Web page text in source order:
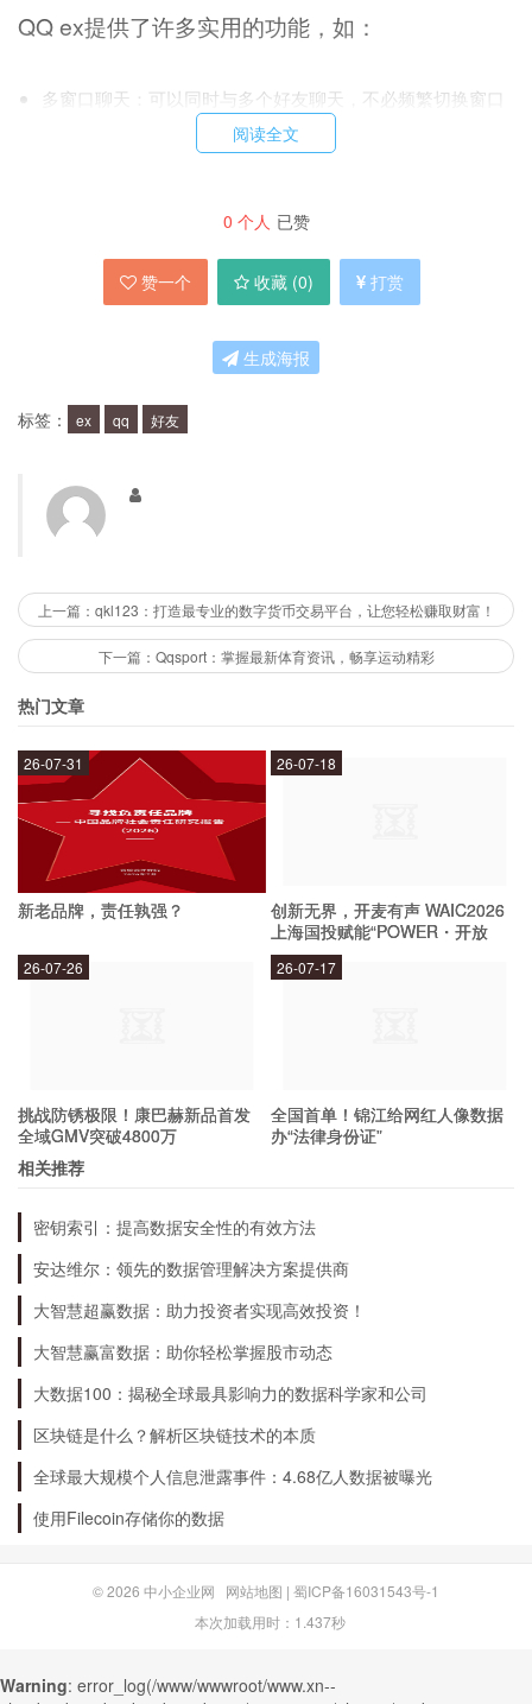
QQ ex提供了许多实用的功能，如：
多窗口聊天：可以同时与多个好友聊天，不必频繁切换窗口
聊天记录管理：可以快速查找历史聊天记录，方便回顾和查
表情商店：提供了更多、更丰富的表情和主题，让聊天更加
为什么要使用QQ ex？
使用QQ ex可以让你的社交更高效，因为它提供了
更多的功能和更方便的操作，让你更快地找到你需
ex还提供了更好的隐私保护，让你的聊天记录更
加安全。
如何使用QQ ex？
使用QQ ex非常简单，只需要下载安装后，按照提
示进行设置即可。在使用过程中，你可以根据自己
的需要，选择不同的功能和设置，使你的社交更加
高效和便捷。
同：
功能更多：QQ ex提供了更多的功能和更丰富的内容，如多
面，让你更快地完成各种操作
隐私保护更好：QQ ex提供了更好的隐私保护机制，让你的
聊天记录更加安全
总结
QQ ex是一款功能更多、操作更方便、隐私保护更
好的QQ增强版，使用它可以让你的社交更高效、
和快捷，不妨试试QQ ex。
阅读全文
0 个人 已赞
赞一个 收藏 (0) 打赏
生成海报
标签： ex qq 好友
上一篇：qkl123：打造最专业的数字货币交易平台，让您轻松赚取财富！
下一篇：Qqsport：掌握最新体育资讯，畅享运动精彩
热门文章
新老品牌，责任孰强？
26-07-31
创新无界，开麦有声 WAIC2026
上海国投赋能“POWER・开放
麦”专场成功举办
26-07-18
挑战防锈极限！康巴赫新品首发
全域GMV突破4800万
26-07-26
全国首单！锦江给网红人像数据
办“法律身份证”
26-07-17
相关推荐
密钥索引：提高数据安全性的有效方法
安达维尔：领先的数据管理解决方案提供商
大智慧超赢数据：助力投资者实现高效投资！
大智慧赢富数据：助你轻松掌握股市动态
大数据100：揭秘全球最具影响力的数据科学家和公司
区块链是什么？解析区块链技术的本质
全球最大规模个人信息泄露事件：4.68亿人数据被曝光
使用Filecoin存储你的数据
© 2026 中小企业网 网站地图 | 蜀ICP备16031543号-1
本次加载用时：1.437秒
Warning: error_log(/www/wwwroot/www.xn--